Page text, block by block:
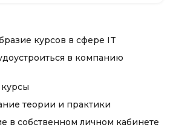
курсов в сфере IT
в компанию
теории и практики
в собственном личном кабинете